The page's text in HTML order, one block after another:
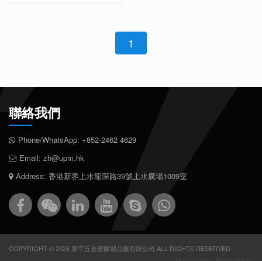
1
聯絡我們
Phone/WhatsApp: +852-2462 4629
Email: zh@upm.hk
Address: 香港新界上水龍琛路39號上水廣場1009室
COPYRIGHT © 2026 寰宇五金塑膠製品廠有限公司 ALL RIGHTS RESERVED